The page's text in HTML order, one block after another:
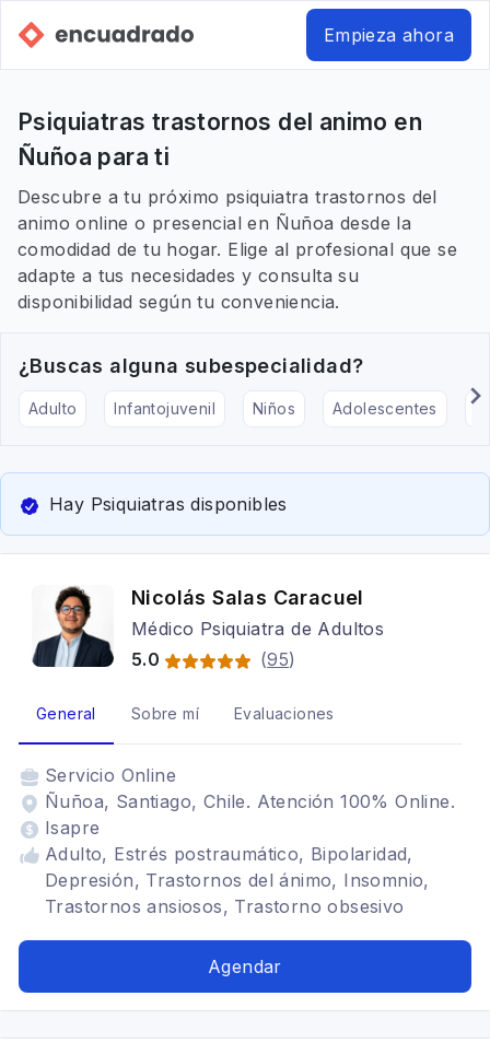
Empieza ahora
Psiquiatras trastornos del animo en
Ñuñoa para ti
Descubre a tu próximo psiquiatra trastornos del
animo online o presencial en Ñuñoa desde la
comodidad de tu hogar. Elige al profesional que se
adapte a tus necesidades y consulta su
disponibilidad según tu conveniencia.
¿Buscas alguna subespecialidad?
Adulto Infantojuvenil Niños Adolescentes
Hay Psiquiatras disponibles
Nicolás Salas Caracuel
Médico Psiquiatra de Adultos
5.0
(95)
General Sobre mí Evaluaciones
Servicio Online
Ñuñoa, Santiago, Chile. Atención 100% Online.
Isapre
Adulto, Estrés postraumático, Bipolaridad,
Depresión, Trastornos del ánimo, Insomnio,
Trastornos ansiosos, Trastorno obsesivo
atencional, Somatización, Ansiedad, Trastornos
Agendar